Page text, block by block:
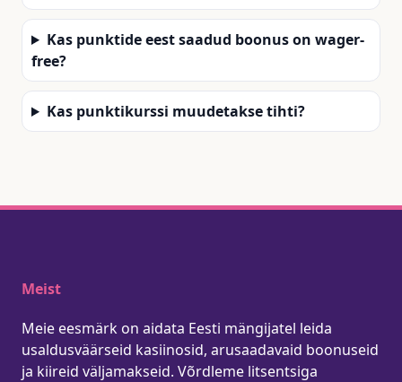
Kas punktide eest saadud boonus on wager-
free?
Kas punktikurssi muudetakse tihti?
Meist
Meie eesmärk on aidata Eesti mängijatel leida
usaldusväärseid kasiinosid, arusaadavaid boonuseid
ja kiireid väljamakseid. Võrdleme litsentsiga